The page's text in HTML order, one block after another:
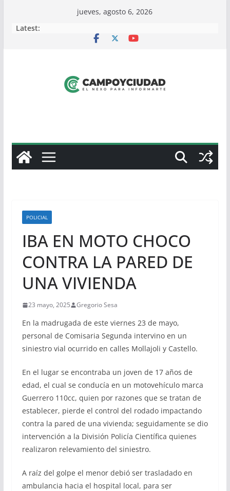
jueves, agosto 6, 2026
Latest:
POLICIAL
IBA EN MOTO CHOCO
CONTRA LA PARED DE
UNA VIVIENDA
23 mayo, 2025 Gregorio Sesa
En la madrugada de este viernes 23 de mayo,
personal de Comisaria Segunda intervino en un
siniestro vial ocurrido en calles Mollajoli y Castello.
En el lugar se encontraba un joven de 17 años de
edad, el cual se conducía en un motovehículo marca
Guerrero 110cc, quien por razones que se tratan de
establecer, pierde el control del rodado impactando
contra la pared de una vivienda; seguidamente se dio
intervención a la División Policía Científica quienes
realizaron relevamiento del siniestro.
A raíz del golpe el menor debió ser trasladado en
ambulancia hacia el hospital local, para ser